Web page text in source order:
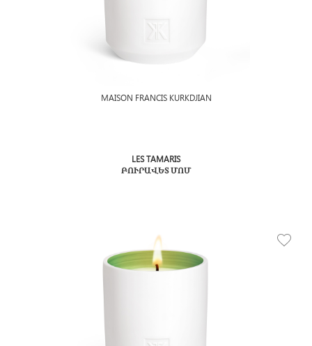
MAISON FRANCIS KURKDJIAN
LES TAMARIS
ԲՈՒՐԱՎԵՏ ՄՈՄ